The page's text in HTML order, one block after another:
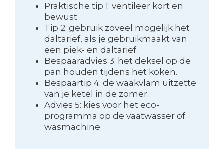
Praktische tip 1: ventileer kort en
bewust
Tip 2: gebruik zoveel mogelijk het
daltarief, als je gebruikmaakt van
een piek- en daltarief.
Bespaaradvies 3: het deksel op de
pan houden tijdens het koken.
Bespaartip 4: de waakvlam uitzette
van je ketel in de zomer.
Advies 5: kies voor het eco-
programma op de vaatwasser of
wasmachine